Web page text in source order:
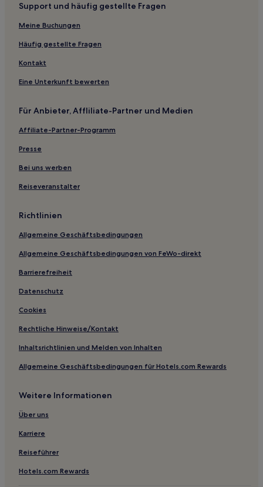
Moriscos Hotels
Frades de la Sierra Hotels
Fresno el Viejo Hotels
Barbalos Hotels
Mamblas Hotels
Topas Hotels
Gomecello Hotels
San Cristóbal de la Cuesta Hotels
Hotels nahe Höhle von Salamanca
Hotels nahe Cielo de Salamanca
Campo de Salamanca: Hotels
Santiago de la Puebla Hotels
San Miguel de la Ribera Hotels
Rinconada Hotels
Las Bardas Hotels
Las Guareñas: Hotels
Valdecarros Hotels
Hostels in Kastilien und León
Hostels in Salamanca
4-Sterne-Hotels in Valladolid
Support und häufig gestellte Fragen
Meine Buchungen
Häufig gestellte Fragen
Kontakt
Eine Unterkunft bewerten
Für Anbieter, Affliliate-Partner und Medien
Affiliate-Partner-Programm
Presse
Bei uns werben
Reiseveranstalter
Richtlinien
Allgemeine Geschäftsbedingungen
Allgemeine Geschäftsbedingungen von FeWo-direkt
Barrierefreiheit
Datenschutz
Cookies
Rechtliche Hinweise/Kontakt
Inhaltsrichtlinien und Melden von Inhalten
Allgemeine Geschäftsbedingungen für Hotels.com Rewards
Weitere Informationen
Über uns
Karriere
Reiseführer
Hotels.com Rewards